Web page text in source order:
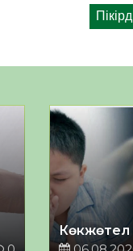
Көкжөтел